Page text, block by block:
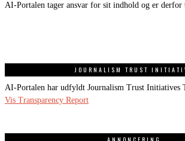
AI-Portalen tager ansvar for sit indhold og er derfor
JOURNALISM TRUST
AI-Portalen har udfyldt Journalism Trust Initiatives
Vis Transparency Report